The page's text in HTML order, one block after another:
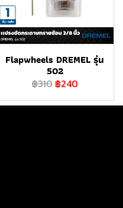
Flapwheels DREMEL รุ่น
502
฿310 ฿240